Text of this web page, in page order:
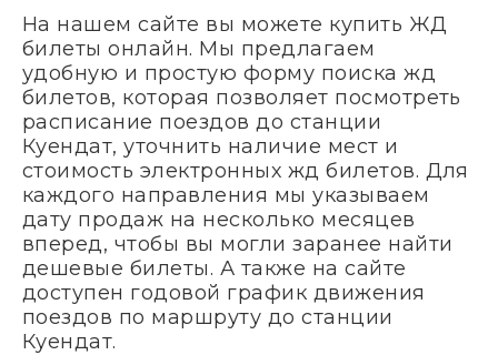
На нашем сайте вы можете купить ЖД
билеты онлайн. Мы предлагаем
удобную и простую форму поиска жд
билетов, которая позволяет посмотреть
расписание поездов до станции
Куендат, уточнить наличие мест и
стоимость электронных жд билетов. Для
каждого направления мы указываем
дату продаж на несколько месяцев
вперед, чтобы вы могли заранее найти
дешевые билеты. А также на сайте
доступен годовой график движения
поездов по маршруту до станции
Куендат.